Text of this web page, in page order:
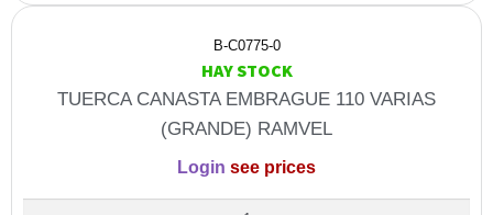
B-C0775-0
HAY STOCK
TUERCA CANASTA EMBRAGUE 110 VARIAS
(GRANDE) RAMVEL
Login see prices